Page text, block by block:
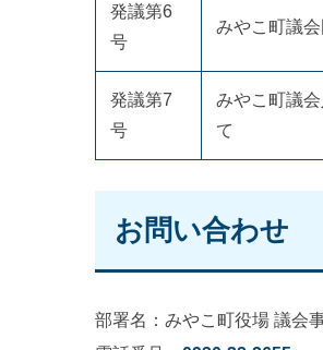
発議第6
号
みやこ町議
発議第7
号
みやこ町議
て
お問い合わせ
部署名：みやこ町役場 議会